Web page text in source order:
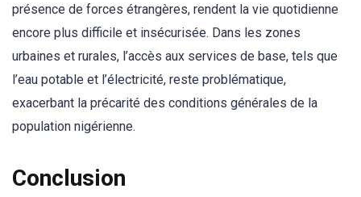
présence de forces étrangères, rendent la vie quotidienne
encore plus difficile et insécurisée. Dans les zones
urbaines et rurales, l’accès aux services de base, tels que
l’eau potable et l’électricité, reste problématique,
exacerbant la précarité des conditions générales de la
population nigérienne.
Conclusion